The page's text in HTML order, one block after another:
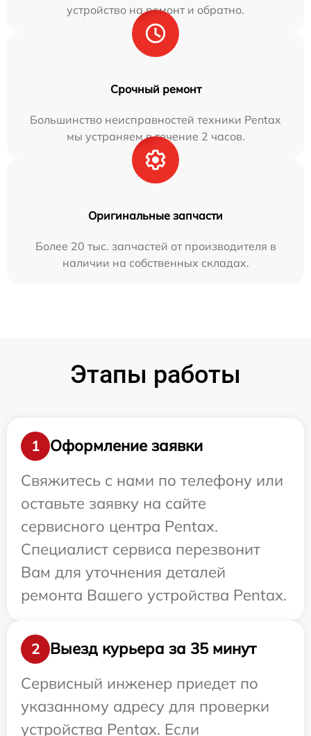
устройство на ремонт и обратно.
Срочный ремонт
Большинство неисправностей техники Pentax
мы устраняем в течение 2 часов.
Оригинальные запчасти
Более 20 тыс. запчастей от производителя в
наличии на собственных складах.
Этапы работы
1
Оформление заявки
Свяжитесь с нами по телефону или
оставьте заявку на сайте
сервисного центра Pentax.
Специалист сервиса перезвонит
Вам для уточнения деталей
ремонта Вашего устройства Pentax.
2
Выезд курьера за 35 минут
Сервисный инженер приедет по
указанному адресу для проверки
устройства Pentax. Если